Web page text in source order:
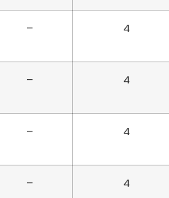
– 4
– 4
– 4
– 4